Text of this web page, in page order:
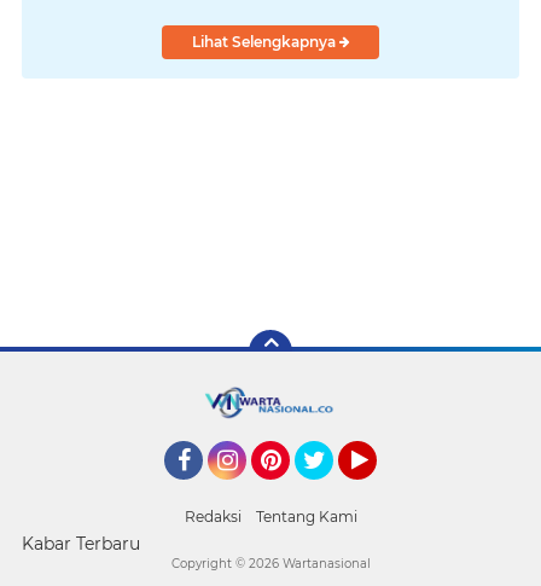
Lihat Selengkapnya
Redaksi Tentang Kami
Kabar Terbaru
Copyright © 2026 Wartanasional